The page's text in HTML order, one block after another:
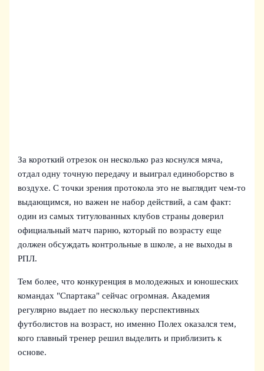
За короткий отрезок он несколько раз коснулся мяча,
отдал одну точную передачу и выиграл единоборство в
воздухе. С точки зрения протокола это не выглядит чем‑то
выдающимся, но важен не набор действий, а сам факт:
один из самых титулованных клубов страны доверил
официальный матч парню, который по возрасту еще
должен обсуждать контрольные в школе, а не выходы в
РПЛ.
Тем более, что конкуренция в молодежных и юношеских
командах "Спартака" сейчас огромная. Академия
регулярно выдает по нескольку перспективных
футболистов на возраст, но именно Полех оказался тем,
кого главный тренер решил выделить и приблизить к
основе.